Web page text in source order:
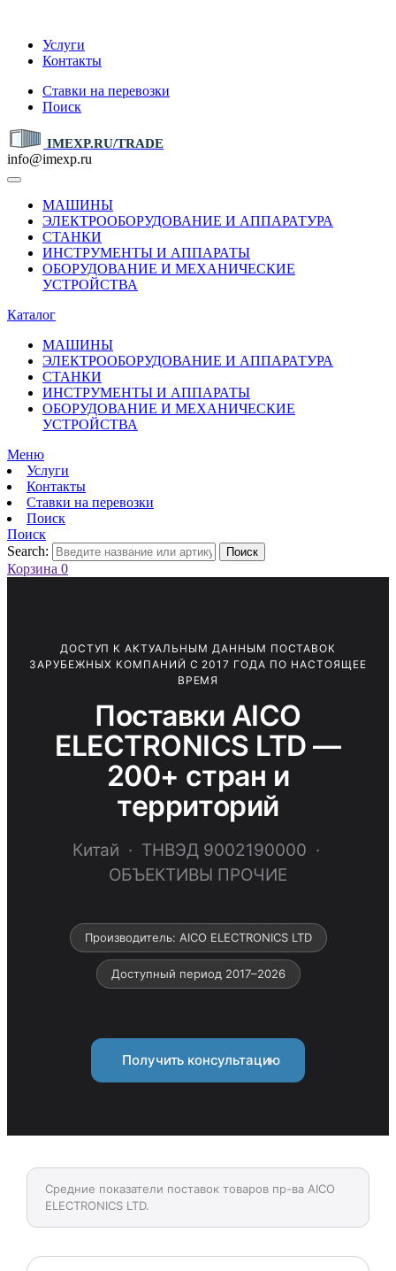
Услуги
Контакты
Ставки на перевозки
Поиск
IMEXP.RU/TRADE
info@imexp.ru
МАШИНЫ
ЭЛЕКТРООБОРУДОВАНИЕ И АППАРАТУРА
СТАНКИ
ИНСТРУМЕНТЫ И АППАРАТЫ
ОБОРУДОВАНИЕ И МЕХАНИЧЕСКИЕ
УСТРОЙСТВА
Каталог
МАШИНЫ
ЭЛЕКТРООБОРУДОВАНИЕ И АППАРАТУРА
СТАНКИ
ИНСТРУМЕНТЫ И АППАРАТЫ
ОБОРУДОВАНИЕ И МЕХАНИЧЕСКИЕ
УСТРОЙСТВА
Меню
Услуги
Контакты
Ставки на перевозки
Поиск
Поиск
Search:
Поиск
Корзина 0
ДОСТУП К АКТУАЛЬНЫМ ДАННЫМ ПОСТАВОК
ЗАРУБЕЖНЫХ КОМПАНИЙ С 2017 ГОДА ПО НАСТОЯЩЕЕ
ВРЕМЯ
Поставки AICO
ELECTRONICS LTD —
200+ стран и
территорий
Китай · ТНВЭД 9002190000 ·
ОБЪЕКТИВЫ ПРОЧИЕ
Производитель: AICO ELECTRONICS LTD
Доступный период 2017–2026
Получить консультацию
Средние показатели поставок товаров пр-ва AICO
ELECTRONICS LTD.